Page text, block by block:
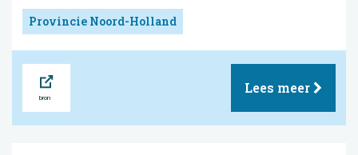
Provincie Noord-Holland
Lees meer